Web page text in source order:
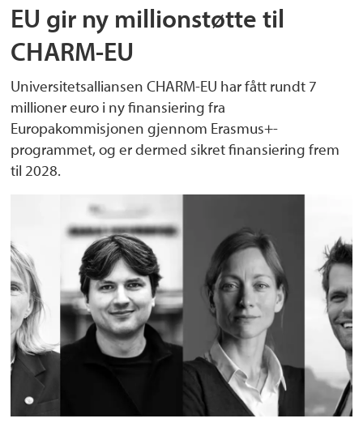
EU gir ny millionstøtte til
CHARM-EU
Universitetsalliansen CHARM-EU har fått rundt 7
millioner euro i ny finansiering fra
Europakommisjonen gjennom Erasmus+-
programmet, og er dermed sikret finansiering frem
til 2028.